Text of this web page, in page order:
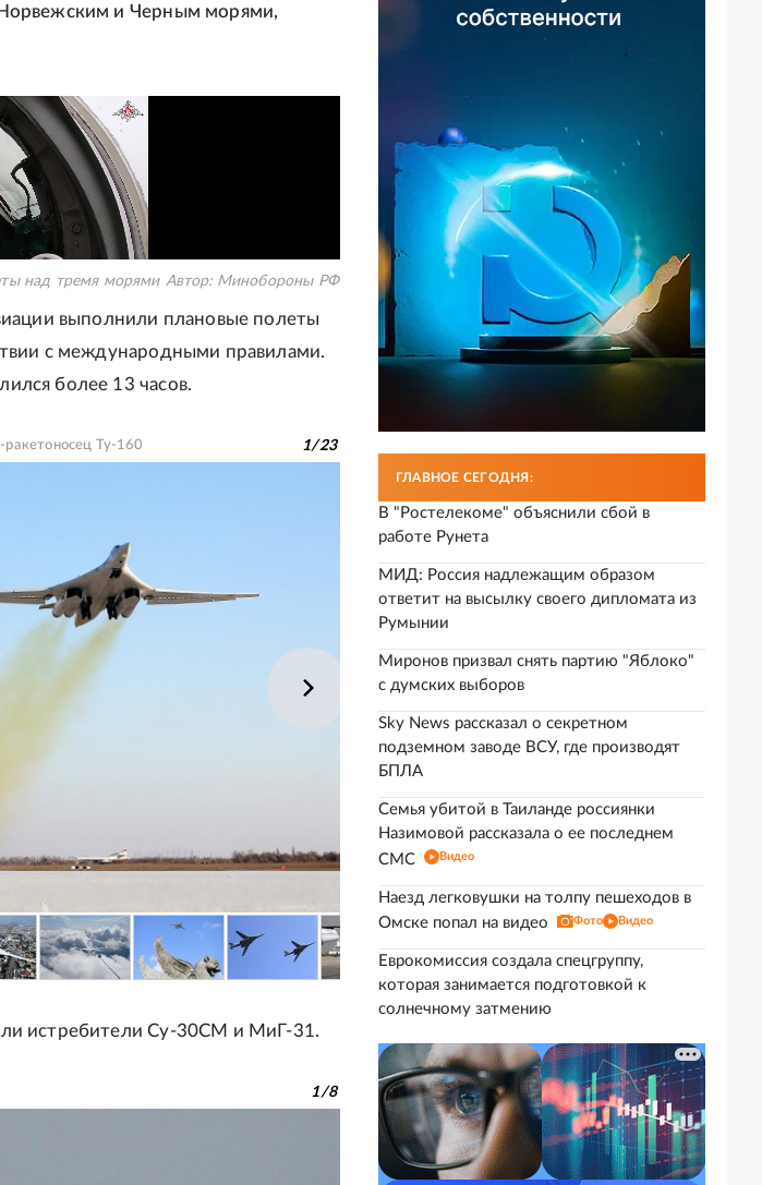
и Черным морями,
над тремя морями Автор: Минобороны РФ
выполнили плановые полеты
с международными правилами.
более 13 часов.
Ту-160 1/23
истребители Су-30СМ и МиГ-31.
1/8
ГЛАВНОЕ СЕГОДНЯ:
В "Ростелекоме" объяснили сбой в
работе Рунета
МИД: Россия надлежащим образом
ответит на высылку своего дипломата из
Румынии
Миронов призвал снять партию "Яблоко"
с думских выборов
Sky News рассказал о секретном
подземном заводе ВСУ, где производят
БПЛА
Семья убитой в Таиланде россиянки
Назимовой рассказала о ее последнем
СМС
Видео
Наезд легковушки на толпу пешеходов в
Омске попал на видео
Фото Видео
Еврокомиссия создала спецгруппу,
которая занимается подготовкой к
солнечному затмению